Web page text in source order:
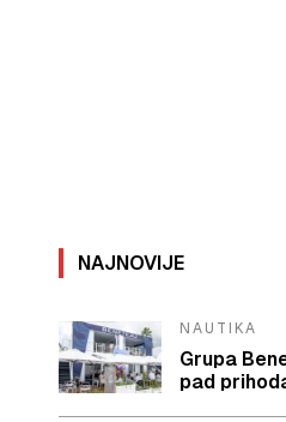
NAJNOVIJE
NAUTIKA
Grupa
pad